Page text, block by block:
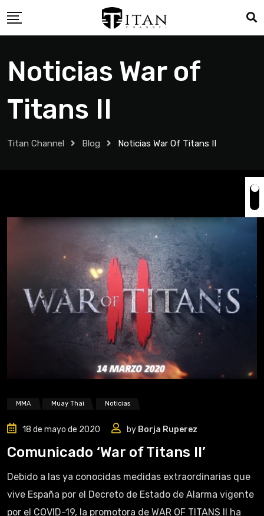
Noticias War of
Titans II
Titan Channel Blog Noticias War Of Titans II
MMA Muay Thai Noticias
18 de mayo de 2020 by Borja Ruperez
Comunicado ‘War of Titans II’
Debido a las ya conocidas medidas extraordinarias que
vive España por el Decreto de Estado de Alarma vigente
por el COVID-19, la promotora de WAR OF TITANS II ha